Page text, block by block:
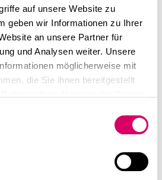
auf unsere Website zu
geben wir Informationen zu Ihrer
an unsere Partner für
und Analysen weiter. Unsere
möglicherweise mit
die Sie ihnen bereitgestellt